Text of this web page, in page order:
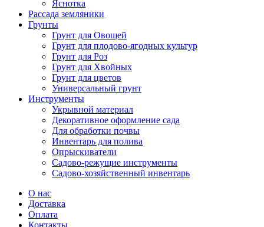
Яснотка
Рассада земляники
Грунты
Грунт для Овощей
Грунт для плодово-ягодных культур
Грунт для Роз
Грунт для Хвойных
Грунт для цветов
Универсальный грунт
Инструменты
Укрывной материал
Декоративное оформление сада
Для обработки почвы
Инвентарь для полива
Опрыскиватели
Садово-режущие инструменты
Садово-хозяйственный инвентарь
О нас
Доставка
Оплата
Контакты